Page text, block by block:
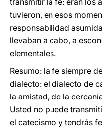
transmitir la fe: eran los
tuvieron, en esos
responsabilidad
llevaban a cabo, a
elementales.
Resumo: la fe siempre
dialecto: el dialecto de
la amistad, de la
Usted no puede
el catecismo y tendrás